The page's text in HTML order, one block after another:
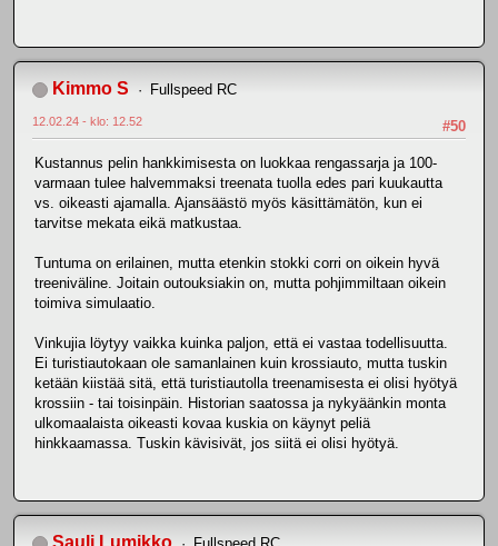
Kimmo S Fullspeed RC
#50
12.02.24 - klo: 12.52
Kustannus pelin hankkimisesta on luokkaa rengassarja ja 100-
varmaan tulee halvemmaksi treenata tuolla edes pari kuukautta
vs. oikeasti ajamalla. Ajansäästö myös käsittämätön, kun ei
tarvitse mekata eikä matkustaa.
Tuntuma on erilainen, mutta etenkin stokki corri on oikein hyvä
treeniväline. Joitain outouksiakin on, mutta pohjimmiltaan oikein
toimiva simulaatio.
Vinkujia löytyy vaikka kuinka paljon, että ei vastaa todellisuutta.
Ei turistiautokaan ole samanlainen kuin krossiauto, mutta tuskin
ketään kiistää sitä, että turistiautolla treenamisesta ei olisi hyötyä
krossiin - tai toisinpäin. Historian saatossa ja nykyäänkin monta
ulkomaalaista oikeasti kovaa kuskia on käynyt peliä
hinkkaamassa. Tuskin kävisivät, jos siitä ei olisi hyötyä.
Sauli Lumikko